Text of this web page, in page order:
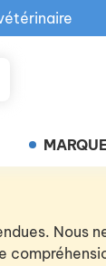
Nous